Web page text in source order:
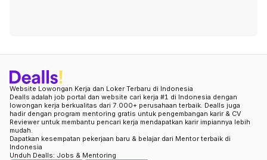
Website Lowongan Kerja dan Loker Terbaru di Indonesia
Dealls adalah job portal dan website cari kerja #1 di Indonesia dengan
lowongan kerja berkualitas dari 7.000+ perusahaan terbaik. Dealls juga
hadir dengan program mentoring gratis untuk pengembangan karir & CV
Reviewer untuk membantu pencari kerja mendapatkan karir impiannya lebih
mudah.
Dapatkan kesempatan pekerjaan baru & belajar dari Mentor terbaik di
Indonesia
Unduh Dealls: Jobs & Mentoring